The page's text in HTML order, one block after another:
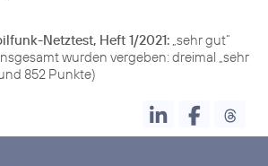
Netztest, Heft 1/2021: „sehr gut“
wurden vergeben: dreimal „sehr
852 Punkte)